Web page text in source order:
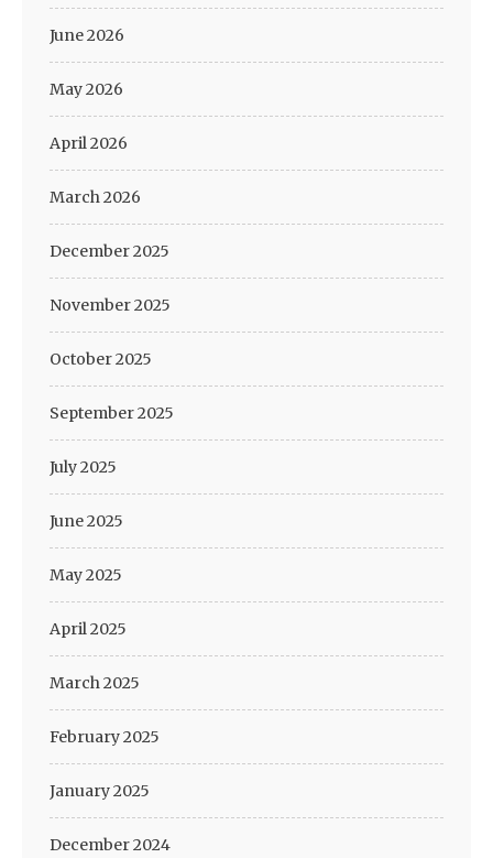
June 2026
May 2026
April 2026
March 2026
December 2025
November 2025
October 2025
September 2025
July 2025
June 2025
May 2025
April 2025
March 2025
February 2025
January 2025
December 2024